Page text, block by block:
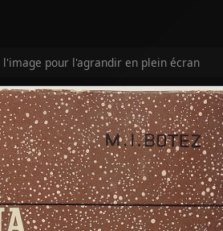
l'image pour l'agrandir en plein écran